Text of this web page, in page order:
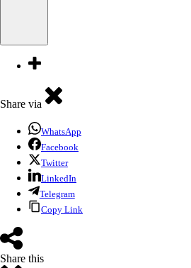
Share via
WhatsApp
Facebook
Twitter
LinkedIn
Telegram
Copy Link
Share this